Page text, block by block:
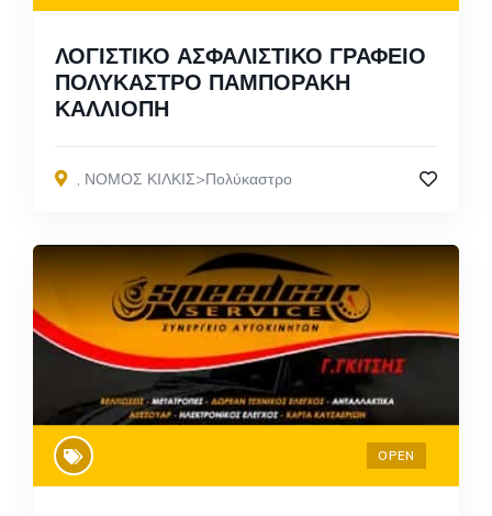
ΛΟΓΙΣΤΙΚΟ ΑΣΦΑΛΙΣΤΙΚΟ ΓΡΑΦΕΙΟ
ΠΟΛΥΚΑΣΤΡΟ ΠΑΜΠΟΡΑΚΗ
ΚΑΛΛΙΟΠΗ
, ΝΟΜΟΣ ΚΙΛΚΙΣ>Πολύκαστρο
OPEN